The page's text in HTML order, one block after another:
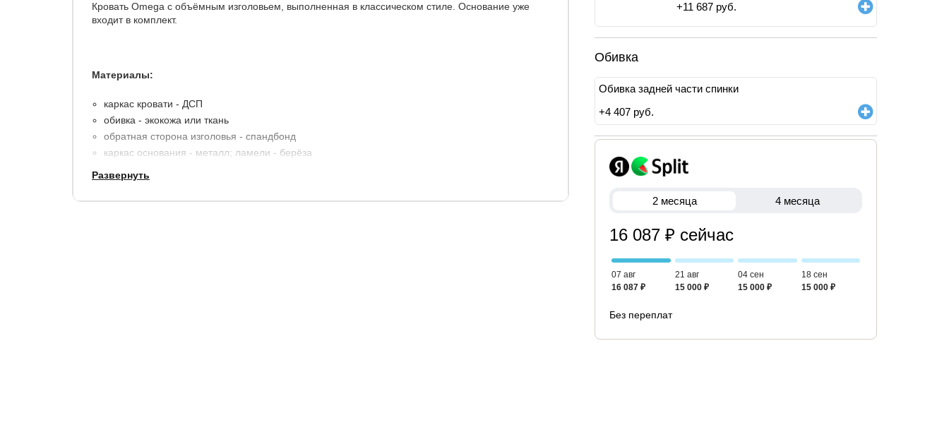
+11 687 руб.
Обивка
Обивка задней части спинки
+4 407 руб.
2 месяца 4 месяца
16 087 ₽ сейчас
07 авг
16 087 ₽
21 авг
15 000 ₽
04 сен
15 000 ₽
18 сен
15 000 ₽
Без переплат
Кровать Omega с объёмным изголовьем, выполненная в классическом стиле. Основание уже
входит в комплект.
Материалы:
каркас кровати - ДСП
обивка - экокожа или ткань
обратная сторона изголовья - спандбонд
каркас основания - металл; ламели - берёза
Развернуть